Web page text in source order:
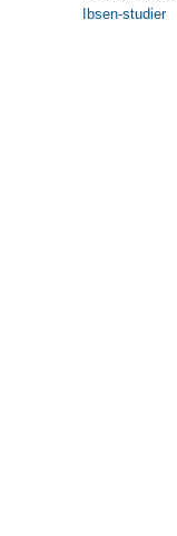
Ibsen-studier